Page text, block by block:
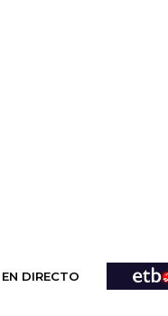
EN DIRECTO